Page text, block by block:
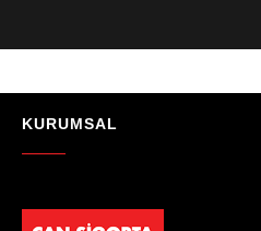
"Absolutelly the best at the TRNC.
KURUMSAL